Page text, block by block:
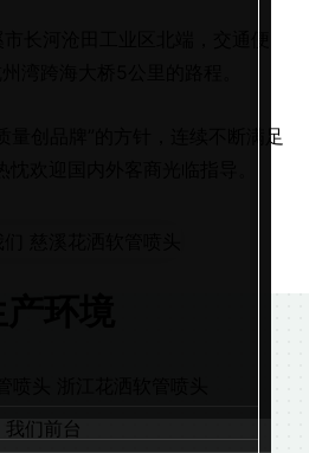
长河沧田工业区北端，交通便
湾跨海大桥5公里的路程。
量创品牌”的方针，连续不断满足
欢迎国内外客商光临指导。
我们前台